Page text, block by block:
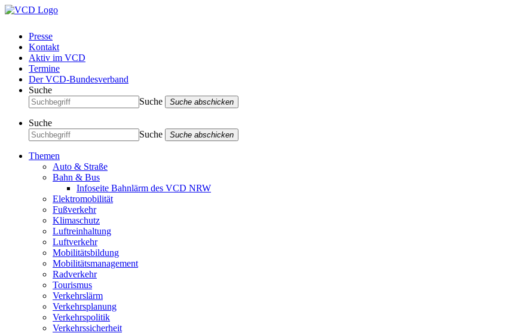
Presse
Kontakt
Aktiv im VCD
Termine
Der VCD-Bundesverband
Suche
Suche
Suche abschicken
Suche
Suche
Suche abschicken
Themen
Auto & Straße
Bahn & Bus
Infoseite Bahnlärm des VCD NRW
Elektromobilität
Fußverkehr
Klimaschutz
Luftreinhaltung
Luftverkehr
Mobilitätsbildung
Mobilitätsmanagement
Radverkehr
Tourismus
Verkehrslärm
Verkehrsplanung
Verkehrspolitik
Verkehrssicherheit